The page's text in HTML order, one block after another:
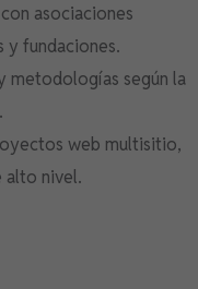
asociaciones
y fundaciones.
metodologías según la
web multisitio,
alto nivel.